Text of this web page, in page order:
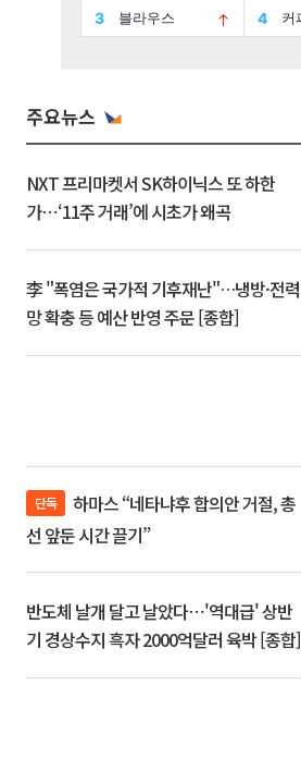
주요뉴스
NXT 프리마켓서 SK하이닉스 또 하한
가⋯‘11주 거래’에 시초가 왜곡
李 "폭염은 국가적 기후재난"…냉방·전력
망 확충 등 예산 반영 주문 [종합]
단독
선 앞둔 시간 끌기”
반도체 날개 달고 날았다⋯'역대급' 상반
기 경상수지 흑자 2000억달러 육박 [종합]